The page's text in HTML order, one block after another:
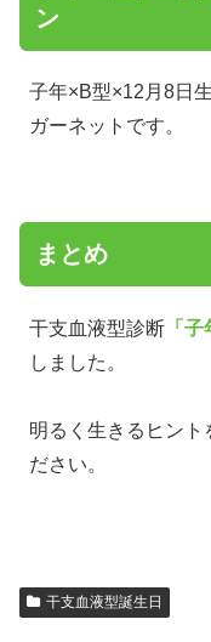
ン
子年×B型×12月8日
ガーネットです。
まとめ
干支血液型診断 「
しました。
明るく生きるヒント
ださい。
干支血液型誕生日